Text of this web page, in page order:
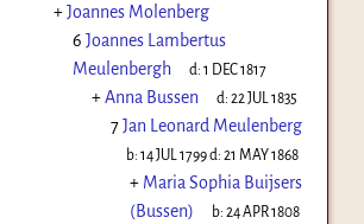
+Joannes Molenberg
6 Joannes Lambertus
Meulenbergh
d:1 DEC 1817
+Anna Bussen d:22 JUL 1835
7Jan Leonard Meulenberg
b:14 JUL 1799d:21 MAY 1868
+ Maria Sophia Buijsers
(Bussen)
b:24 APR 1808